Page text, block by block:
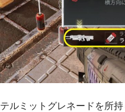
テルミットグレネードを所